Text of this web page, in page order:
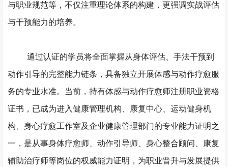
与职业规范等，不仅注重理论体系的构建，更强调实战评估
与干预能力的培养。
通过认证的学员将全面掌握从身体评估、手法干预到
动作引导的完整能力链条，具备独立开展体感与动作疗愈服
务的专业水准。当前，持有体感与动作疗愈师注册职业资格
证书，已成为进入健康管理机构、康复中心、运动健身机
构、身心疗愈工作室及企业健康管理部门的专业能力证明之
一，是从事身体疗愈师、动作引导师、身心整合顾问、康复
辅助治疗师等岗位的权威能力证明，为职业晋升与发展提供